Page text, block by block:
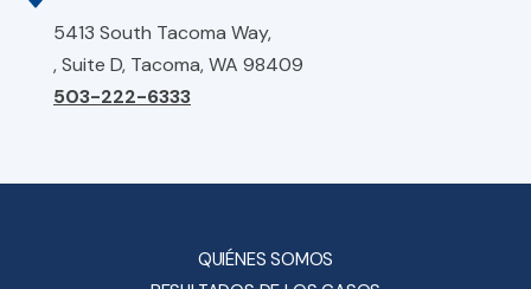
5413 South Tacoma Way,
, Suite D, Tacoma, WA 98409
503-222-6333
QUIÉNES SOMOS